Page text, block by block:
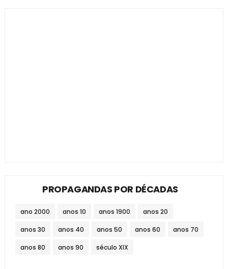
PROPAGANDAS POR DÉCADAS
ano 2000 anos 10 anos 1900 anos 20
anos 30 anos 40 anos 50 anos 60 anos 70
anos 80 anos 90 século XIX